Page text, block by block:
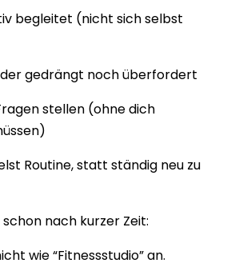
begleitet (nicht sich selbst
gedrängt noch überfordert
stellen (ohne dich
Routine, statt ständig neu zu
nach kurzer Zeit:
wie “Fitnessstudio” an.